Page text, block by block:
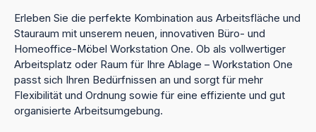
Erleben Sie die perfekte Kombination aus Arbeitsfläche und
Stauraum mit unserem neuen, innovativen Büro- und
Homeoffice-Möbel Workstation One. Ob als vollwertiger
Arbeitsplatz oder Raum für Ihre Ablage – Workstation One
passt sich Ihren Bedürfnissen an und sorgt für mehr
Flexibilität und Ordnung sowie für eine effiziente und gut
organisierte Arbeitsumgebung.